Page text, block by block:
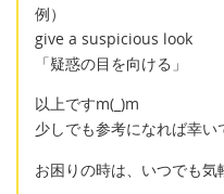
例）
give a suspicious look
「疑惑の目を向ける」
以上ですm(_)m
少しでも参考になれば幸
お困りの時は、いつでも